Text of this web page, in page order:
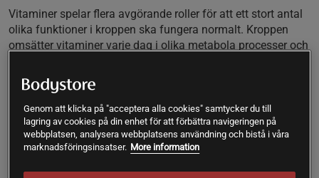
Vitaminer spelar flera avgörande roller för att ett stort antal
olika funktioner i kroppen ska fungera normalt. Kroppen
omsätter vitaminer varje dag i olika metabola processer och
ska uppstå.
Med Multivitamin Premium från Vitaprana får du en
multivitamin som håller mycket hög kvalitet och som ger
kroppen de vitaminer den behöver i bra doser. En kapsel ger
ett komplett spektrum med totalt 13 olika vitaminer.
Genom att klicka på "acceptera alla cookies" samtycker du till
lagring av cookies på din enhet för att förbättra navigeringen på
webbplatsen, analysera webbplatsens användning och bistå i våra
marknadsföringsinsatser. More information